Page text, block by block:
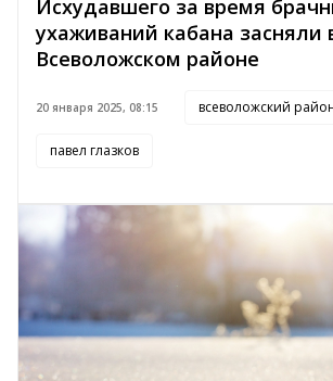
Исхудавшего за время
ухаживаний кабана засняли
Всеволожском районе
20 января 2025, 08:15 всеволожский
павел глазков